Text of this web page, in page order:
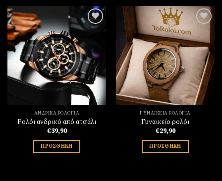
Πρόσθήκη
στην
λίστα
επιθυμιών
ΑΝΔΡΙΚΆ ΡΟΛΌΓΙΑ
Ρολόι ανδρικό από ατσάλι
€39,90
ΠΡΟΣΘΉΚΗ
Πρόσθήκη
λίστα
επιθυμιών
ΓΥΝΑΙΚΕΊΑ ΡΟΛΌΓΙΑ
Γυναικείο ρολόι
€29,90
ΠΡΟΣΘΉΚΗ